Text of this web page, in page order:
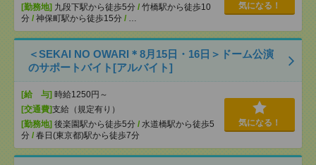
[勤務地] 九段下駅から徒歩5分 / 竹橋駅から徒歩10
分 / 神保町駅から徒歩15分 / …
気になる！
＜SEKAI NO OWARI＊8月15日・16日＞ドーム公演
のサポートバイト[アルバイト]
[給 与] 時給1250円～
[交通費]支給（規定有り）
[勤務地] 後楽園駅から徒歩5分 / 水道橋駅から徒歩5
分 / 春日(東京都)駅から徒歩7分
気になる！